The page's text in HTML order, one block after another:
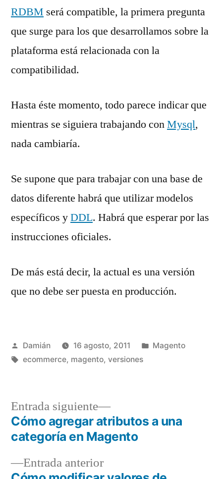
RDBM será compatible, la primera pregunta
que surge para los que desarrollamos sobre la
plataforma está relacionada con la
compatibilidad.
Hasta éste momento, todo parece indicar que
mientras se siguiera trabajando conMysql,
nada cambiaría.
Se supone que para trabajar con una base de
datos diferente habrá que utilizar modelos
específicos yDDL. Habrá que esperar por las
instrucciones oficiales.
De más está decir, la actual es una versión
que no debe ser puesta en producción.
Publicado
por
Damián 16 agosto, 2011
Publicado
Magento
Etiquetas:
ecommerce, magento, versiones
Navegación
Entrada anteriorEntrada
Entrada siguiente
Entrada
siguiente:
Cómo agregar atributos a una
categoría en Magento